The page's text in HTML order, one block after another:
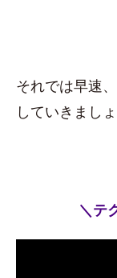
それでは早速
していきましょ
＼テ